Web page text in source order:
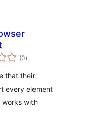
(0notes
en
)
that their
every element
works with